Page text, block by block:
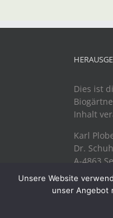
Dies ist
Inhalt
Karl
Dr.
A-4863
Unsere Website
unser Angebot